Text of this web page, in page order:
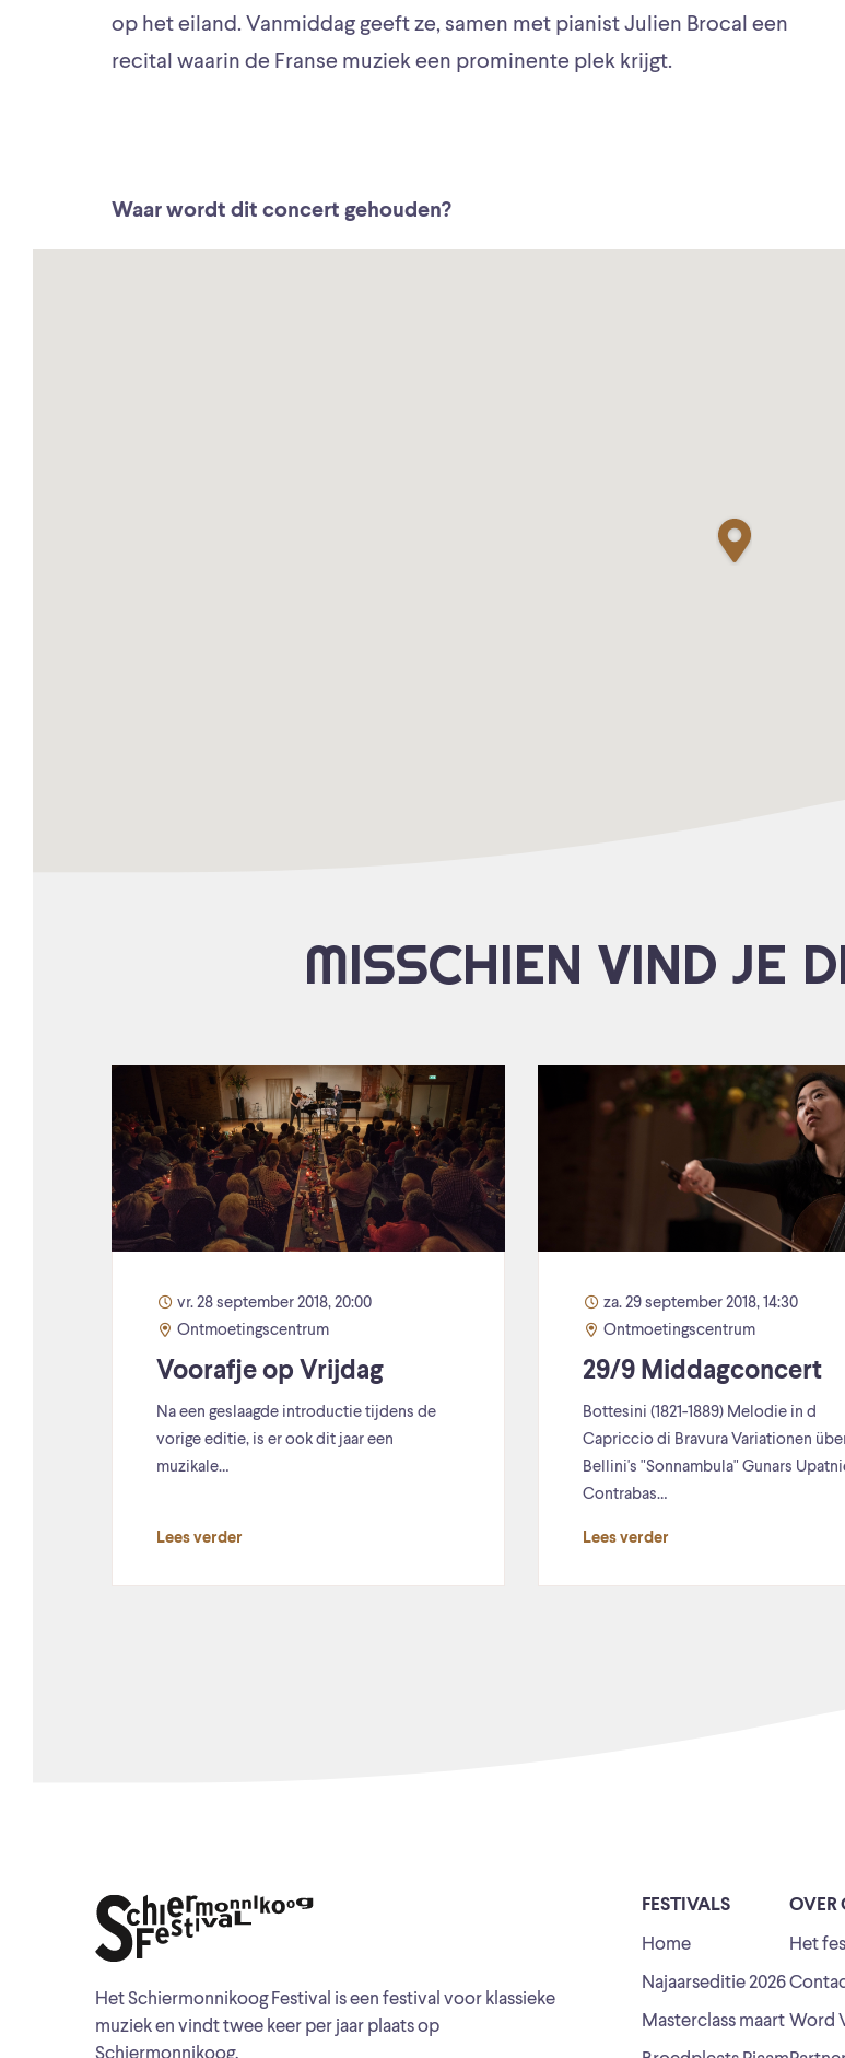
op het eiland. Vanmiddag geeft ze, samen met pianist Julien Brocal een
recital waarin de Franse muziek een prominente plek krijgt.
Waar wordt dit concert gehouden?
MISSCHIEN VIND JE
vr. 28 september 2018, 20:00
Ontmoetingscentrum
Voorafje op Vrijdag
Na een geslaagde introductie tijdens de
vorige editie, is er ook dit jaar een
muzikale…
Lees verder
za. 29 september 2018, 14:30
Ontmoetingscentrum
29/9 Middagconcert
Bottesini (1821-1889) Melodie in d
Capriccio di Bravura Variationen
Bellini's "Sonnambula" Gunars
Contrabas…
Lees verder
Het Schiermonnikoog Festival is een festival voor klassieke
muziek en vindt twee keer per jaar plaats op
FESTIVALS
Home
Najaarseditie 2026
Masterclass maart
OVER
Het
Word